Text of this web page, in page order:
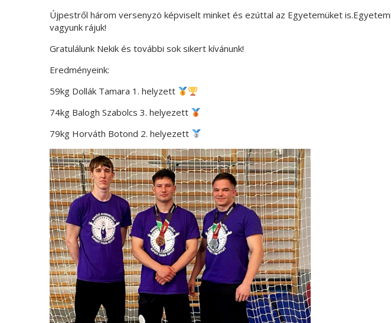
Újpestről három versenyzö képviselt minket és ezúttal az Egyetemüket
vagyunk rájuk!
Gratulálunk Nekik és további sok sikert kívánunk!
Eredményeink:
59kg Dollák Tamara 1. helyzett
74kg Balogh Szabolcs 3. helyezett
79kg Horváth Botond 2. helyezett